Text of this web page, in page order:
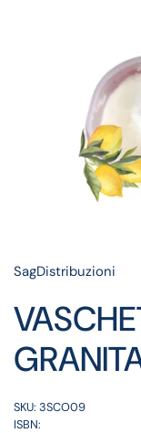
SagDistribuzioni
SKU: 3SCO09
ISBN: